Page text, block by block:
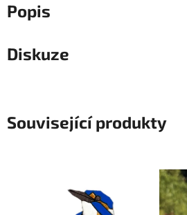
Popis
Diskuze
Související produkty